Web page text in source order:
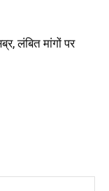
लंबित मांगों पर